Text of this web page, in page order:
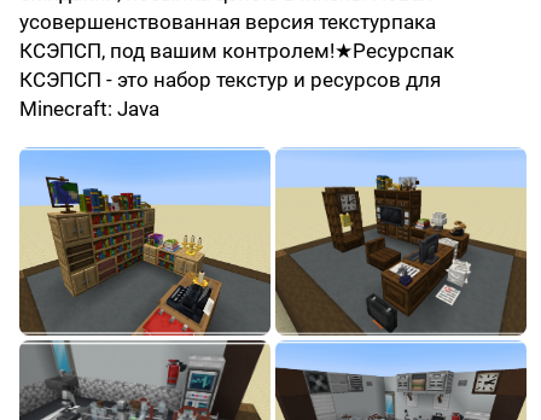
усовершенствованная версия текстурпака
КСЭПСП, под вашим контролем!★Ресурспак
КСЭПСП - это набор текстур и ресурсов для
Minecraft: Java